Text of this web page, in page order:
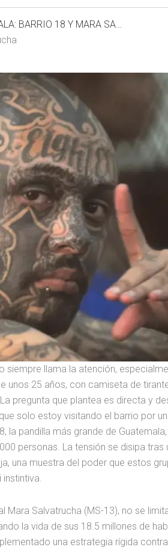
PANDILLAS EN GUATEMALA: BARRIO 18 Y MARA SALVATRUCHA
siempre llama la atención,
unos 25 años, con camiseta de
pregunta que plantea es directa y
solo estoy visitando el barrio por
la pandilla más grande de
personas. La tensión se disipa tras
una muestra del poder que estos
Mara Salvatrucha (MS-13), no se
la vida de sus 18.5 millones de
una estrategia rígida